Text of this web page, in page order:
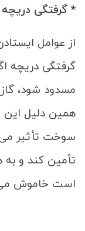
* گرفتگی دریچه
از عوامل
گرفتگی دریچه
مسدود شود،
همین دلیل
سوخت تأثیر می‌
تأمین کند و به
است خاموش